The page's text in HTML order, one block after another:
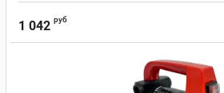
1 042 руб